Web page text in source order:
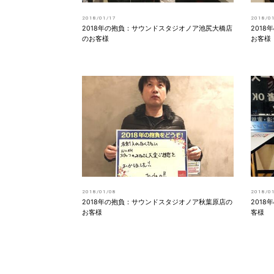
2018/01/17
2018年の抱負：サウンドスタジオノア池尻大橋店
のお客様
2018/
2018
お客様
2018/01/08
2018年の抱負：サウンドスタジオノア秋葉原店の
お客様
2018/
2018
客様